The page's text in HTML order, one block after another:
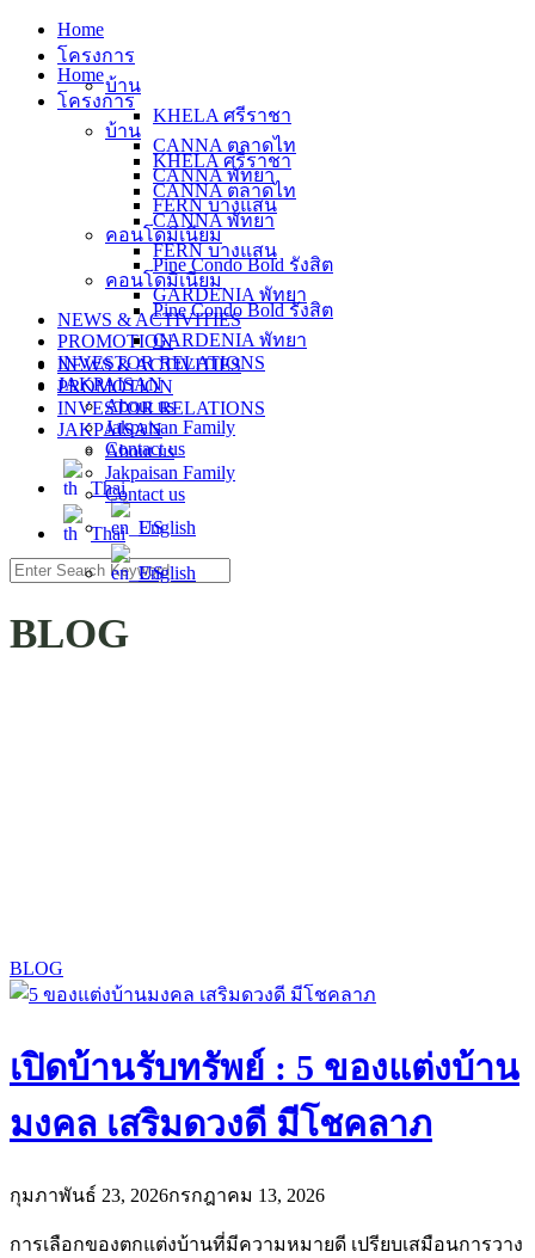
Skip
contentHome
โครงการ
บ้าน
KHELA ศรีราชา
CANNA ตลาดไท
CANNA พัทยา
FERN บางแสน
คอนโดมิเนียม
Pine Condo Bold รังสิต
GARDENIA พัทยา
NEWS & ACTIVITIES
PROMOTION
INVESTOR RELATIONS
JAKPAISAN
About us
Jakpaisan Family
Contact us
Thai
English
Home
โครงการ
บ้าน
KHELA ศรีราชา
CANNA ตลาดไท
CANNA พัทยา
FERN บางแสน
คอนโดมิเนียม
Pine Condo Bold รังสิต
GARDENIA พัทยา
NEWS & ACTIVITIES
PROMOTION
INVESTOR RELATIONS
JAKPAISAN
About us
Jakpaisan Family
Contact us
Thai
English
Search
for:
BLOG
BLOG
เปิดบ้านรับทรัพย์ : 5 ของแต่งบ้าน
มงคล เสริมดวงดี มีโชคลาภ
กุมภาพันธ์ 23, 2026กรกฎาคม 13, 2026
การเลือกของตกแต่งบ้านที่มีความหมายดี เปรียบเสมือนการวาง